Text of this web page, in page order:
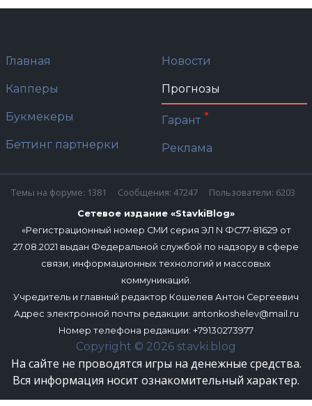
Главная
Капперы
Букмекеры
Беттинг партнерки
Новости
Прогнозы
Гарант
Реклама
Сетевое издание «StavkiBlog»
«Регистрационный номер СМИ серия ЭЛ N ФС77-81629 от
27.08.2021 выдан Федеральной службой по надзору в сфере
связи, информационных технологий и массовых
коммуникаций.
Учредитель и главный редактор Кошелев Антон Сергеевич
Адрес электронной почты редакции: antonkoshelev@mail.ru
Номер телефона редакции: +79130273977
Copyright © 2026 stavki.blog
Темы на форуме: 1381 Сообщения: 47247 Пользователи: 6203
На сайте не проводятся игры на денежные средства.
Вся информация носит ознакомительный характер.